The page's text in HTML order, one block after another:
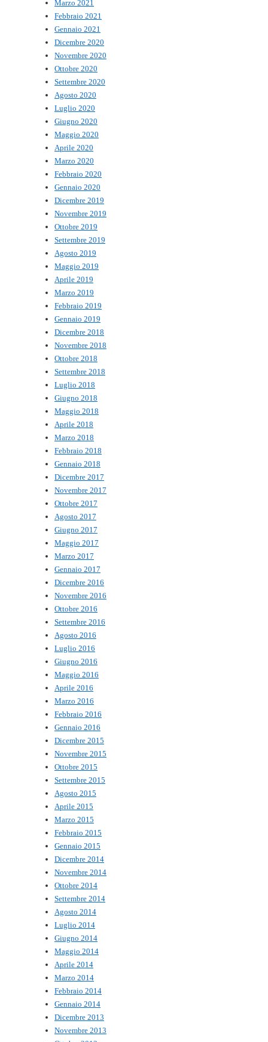
Marzo 2021
Febbraio 2021
Gennaio 2021
Dicembre 2020
Novembre 2020
Ottobre 2020
Settembre 2020
Agosto 2020
Luglio 2020
Giugno 2020
Maggio 2020
Aprile 2020
Marzo 2020
Febbraio 2020
Gennaio 2020
Dicembre 2019
Novembre 2019
Ottobre 2019
Settembre 2019
Agosto 2019
Maggio 2019
Aprile 2019
Marzo 2019
Febbraio 2019
Gennaio 2019
Dicembre 2018
Novembre 2018
Ottobre 2018
Settembre 2018
Luglio 2018
Giugno 2018
Maggio 2018
Aprile 2018
Marzo 2018
Febbraio 2018
Gennaio 2018
Dicembre 2017
Novembre 2017
Ottobre 2017
Agosto 2017
Giugno 2017
Maggio 2017
Marzo 2017
Gennaio 2017
Dicembre 2016
Novembre 2016
Ottobre 2016
Settembre 2016
Agosto 2016
Luglio 2016
Giugno 2016
Maggio 2016
Aprile 2016
Marzo 2016
Febbraio 2016
Gennaio 2016
Dicembre 2015
Novembre 2015
Ottobre 2015
Settembre 2015
Agosto 2015
Aprile 2015
Marzo 2015
Febbraio 2015
Gennaio 2015
Dicembre 2014
Novembre 2014
Ottobre 2014
Settembre 2014
Agosto 2014
Luglio 2014
Giugno 2014
Maggio 2014
Aprile 2014
Marzo 2014
Febbraio 2014
Gennaio 2014
Dicembre 2013
Novembre 2013